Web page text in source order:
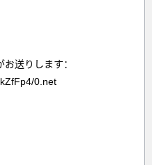
送りします：
0.net